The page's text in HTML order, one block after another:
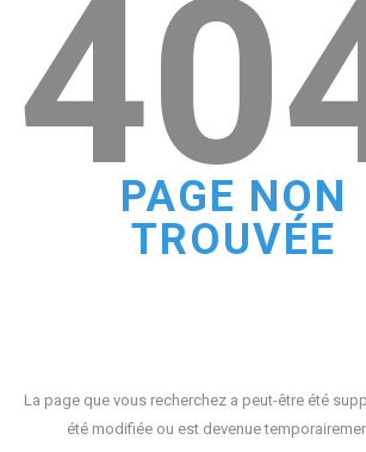
PAGE NON
TROUVÉE
La page que vous recherchez a peut-être été
été modifiée ou est devenue